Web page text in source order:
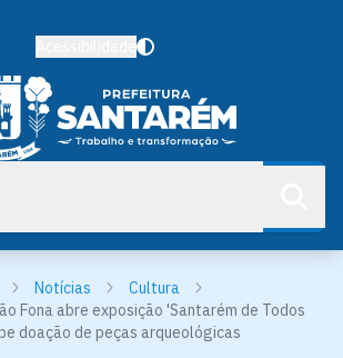
Notícias
Cultura
Fona abre exposição 'Santarém de Todos
doação de peças arqueológicas